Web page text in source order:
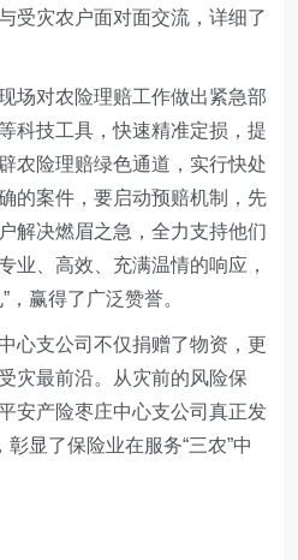
受灾农户面对面交流，详细了
场对农险理赔工作做出紧急部
科技工具，快速精准定损，提
农险理赔绿色通道，实行快处
的案件，要启动预赔机制，先
解决燃眉之急，全力支持他们
业、高效、充满温情的响应，
，赢得了广泛赞誉。
心支公司不仅捐赠了物资，更
灾最前沿。从灾前的风险保
安产险枣庄中心支公司真正发
彰显了保险业在服务“三农”中